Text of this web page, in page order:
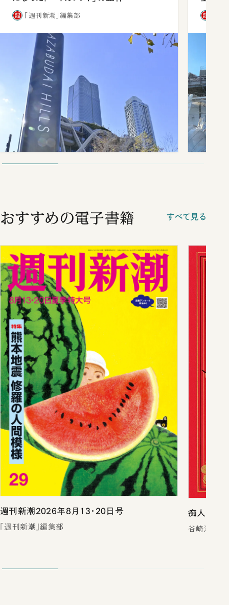
「週刊新潮」編集部
おすすめの電子書籍 すべて見る
週刊新潮2026年8月13・20日号
「週刊新潮」編集部
痴人の愛
谷崎潤一郎